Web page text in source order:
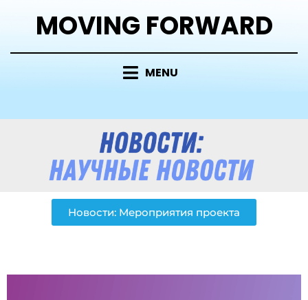
MOVING FORWARD
MENU
Новости: Мероприятия проекта